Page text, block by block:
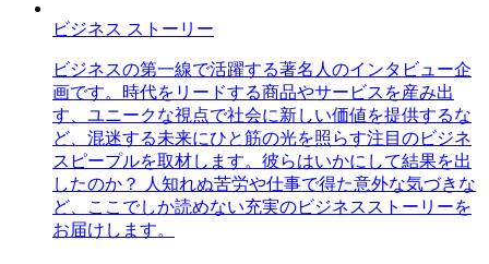
ビジネス ストーリー
ビジネスの第一線で活躍する著名人のインタビュー企
画です。時代をリードする商品やサービスを産み出
す、ユニークな視点で社会に新しい価値を提供するな
ど、混迷する未来にひと筋の光を照らす注目のビジネ
スピープルを取材します。彼らはいかにして結果を出
したのか？ 人知れぬ苦労や仕事で得た意外な気づきな
ど、ここでしか読めない充実のビジネスストーリーを
お届けします。